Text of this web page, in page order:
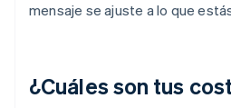
mensaje se ajuste a lo que
¿Cuáles son tus